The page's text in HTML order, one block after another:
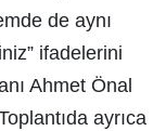
de aynı
ifadelerini
Ahmet Önal
ayrıca